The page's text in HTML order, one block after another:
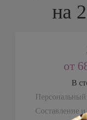
на
от
В
Составление